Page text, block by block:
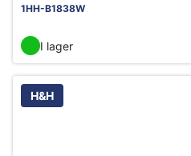
1HH-B1838W
I lager
H&H